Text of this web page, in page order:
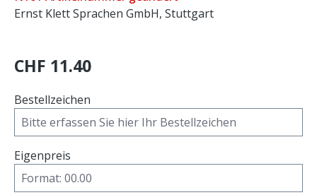
Ernst Klett Sprachen GmbH, Stuttgart
CHF 11.40
Bestellzeichen
Eigenpreis